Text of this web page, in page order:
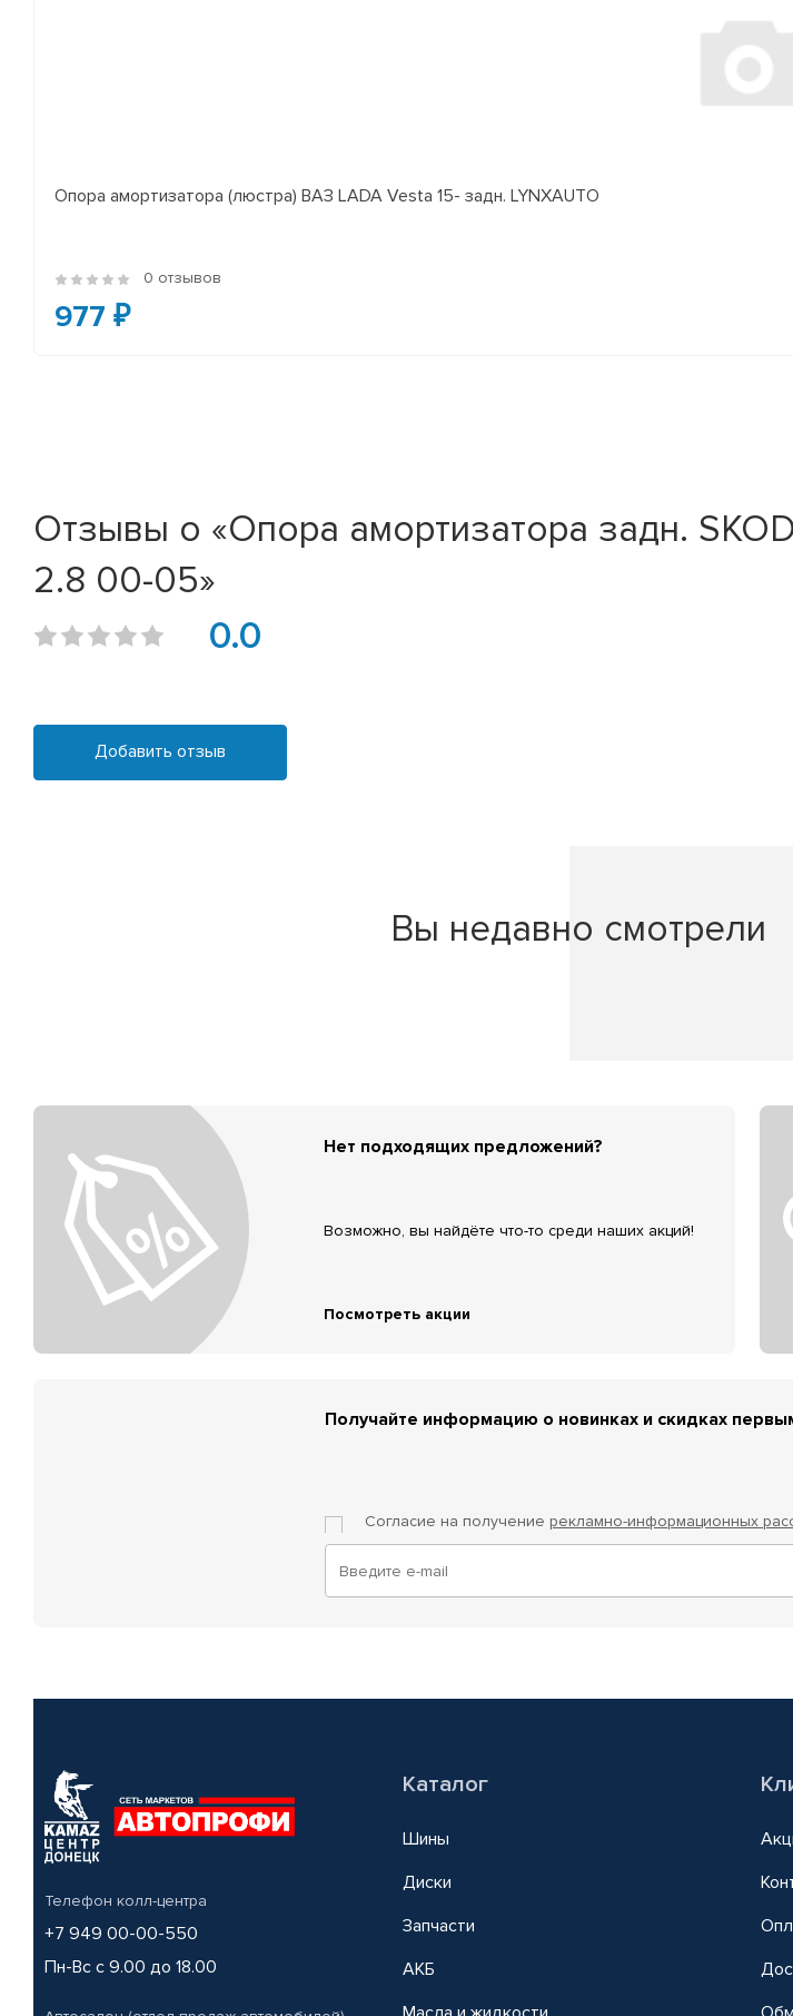
Опора амортизатора (люстра) ВАЗ LADA Vesta 15- задн. LYNXAUTO
0 отзывов
977 ₽
Отзывы о «Опора амортизатора задн.
2.8 00-05»
0.0
Добавить отзыв
Вы недавно смотрели
Нет подходящих предложений?
Возможно, вы найдёте что-то среди наших акций!
Посмотреть акции
Получайте информацию о новинках и скидках
Согласие на получение рекламно-информационных
Телефон колл-центра
+7 949 00-00-550
Пн-Вс с 9.00 до 18.00
Каталог
Шины
Диски
Запчасти
АКБ